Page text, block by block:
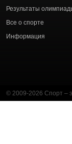
Результаты
Все о спорте
Информация
© 2009-2026 Спорт –